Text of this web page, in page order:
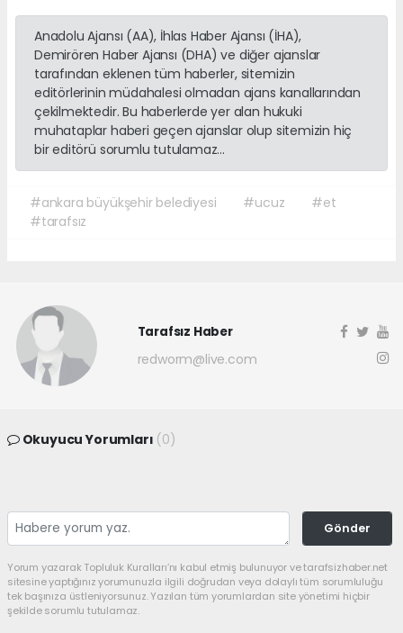
Anadolu Ajansı (AA), İhlas Haber Ajansı (İHA),
Demirören Haber Ajansı (DHA) ve diğer ajanslar
tarafından eklenen tüm haberler, sitemizin
editörlerinin müdahalesi olmadan ajans kanallarından
çekilmektedir. Bu haberlerde yer alan hukuki
muhataplar haberi geçen ajanslar olup sitemizin hiç
bir editörü sorumlu tutulamaz...
#ankara büyükşehir belediyesi #ucuz
#et
#tarafsız
Tarafsız Haber
redworm@live.com
Okuyucu Yorumları (0)
Gönder
Yorum yazarak Topluluk Kuralları’nı kabul etmiş bulunuyor ve tarafsizhaber.net
sitesine yaptığınız yorumunuzla ilgili doğrudan veya dolaylı tüm sorumluluğu
tek başınıza üstleniyorsunuz. Yazılan tüm yorumlardan site yönetimi hiçbir
şekilde sorumlu tutulamaz.